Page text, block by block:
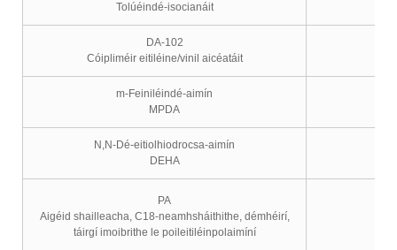
Tolúéindé-isocianáit
DA-102
Cóipliméir eitiléine/vinil aicéatáit
m-Feiniléindé-aimín
MPDA
N,N-Dé-eitiolhiodrocsa-aimín
DEHA
PA
Aigéid shailleacha, C18-neamhsháithithe, démhéirí,
táirgí imoibrithe le poileitiléinpolaimíní